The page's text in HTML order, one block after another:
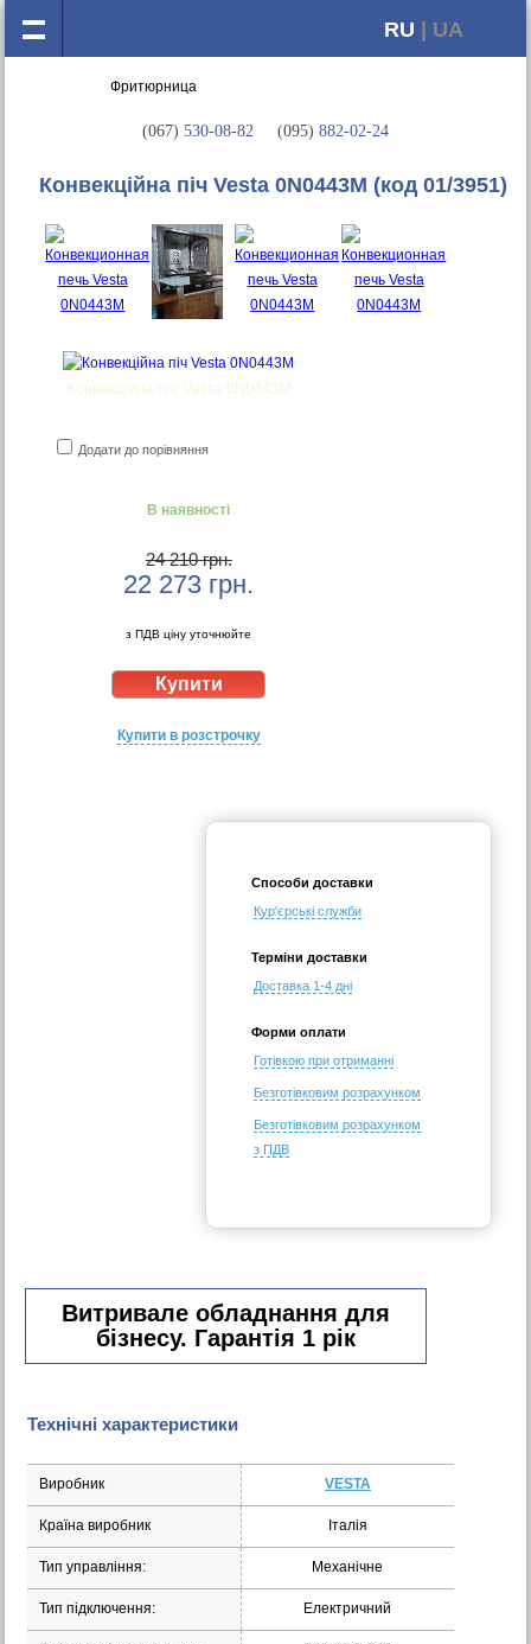
RU | UA
(067) 530-08-82 (095) 882-02-24
Конвекційна піч Vesta 0N0443M (код 01/3951)
Конвекційна піч Vesta 0N0443M
Додати до порівняння
В наявності
24 210 грн.
22 273 грн.
з ПДВ ціну уточнюйте
Купити в розстрочку
Способи доставки
Кур'єрські служби
Терміни доставки
Доставка 1-4 дні
Форми оплати
Готівкою при отриманні
Безготівковим розрахунком
Безготівковим розрахунком
з ПДВ
Витривале обладнання для
бізнесу. Гарантія 1 рік
Технічні характеристики
Виробник VESTA
Країна виробник Італія
Тип управління: Механічне
Тип підключення: Електричний